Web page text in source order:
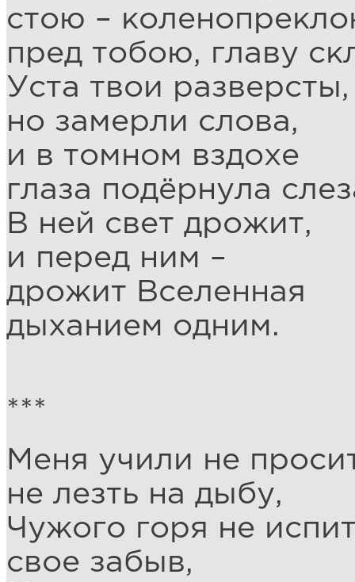
стою –
пред тобою, главу
Уста твои разверсты,
но замерли слова,
и в томном вздохе
глаза подёрнула
В ней свет дрожит,
и перед ним –
дрожит Вселенная
дыханием одним.
***
Меня учили не
не лезть на дыбу,
Чужого горя не
свое забыв,